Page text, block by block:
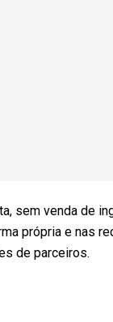
sem venda de
própria e nas
de parceiros.